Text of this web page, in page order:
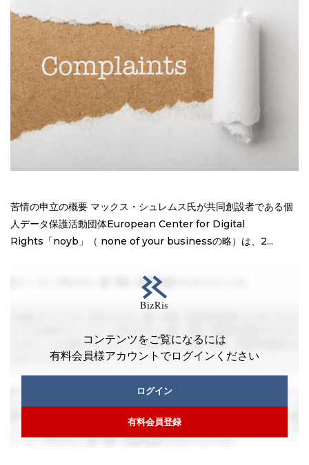
苦情の申立の概要 マックス・シュレムス氏が共同創設者である個
人データ保護活動団体European Center for Digital
Rights「noyb」（ none of your businessの略）は、2...
コンテンツをご覧になるには
有料会員様アカウントでログインください
ログイン
有料会員登録